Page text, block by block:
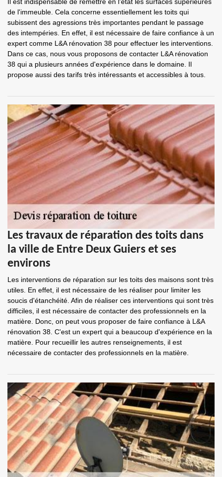
de l'immeuble. Cela concerne essentiellement les toits qui
subissent des agressions très importantes pendant le passage
des intempéries. En effet, il est nécessaire de faire confiance à un
expert comme L&A rénovation 38 pour effectuer les interventions.
Dans ce cas, nous vous proposons de contacter L&A rénovation
38 qui a plusieurs années d'expérience dans le domaine. Il
propose aussi des tarifs très intéressants et accessibles à tous.
Les travaux de réparation des toits dans
la ville de Entre Deux Guiers et ses
environs
Les interventions de réparation sur les toits des maisons sont très
utiles. En effet, il est nécessaire de les réaliser pour limiter les
soucis d'étanchéité. Afin de réaliser ces interventions qui sont très
difficiles, il est nécessaire de contacter des professionnels en la
matière. Donc, on peut vous proposer de faire confiance à L&A
rénovation 38. C'est un expert qui a beaucoup d'expérience en la
matière. Pour recueillir les autres renseignements, il est
nécessaire de contacter des professionnels en la matière.